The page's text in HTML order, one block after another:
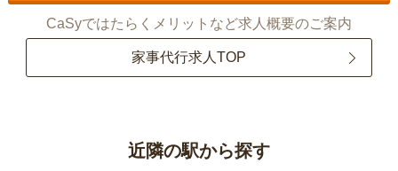
CaSyではたらくメリットなど求人概要のご案内
家事代行求人TOP
近隣の駅から探す